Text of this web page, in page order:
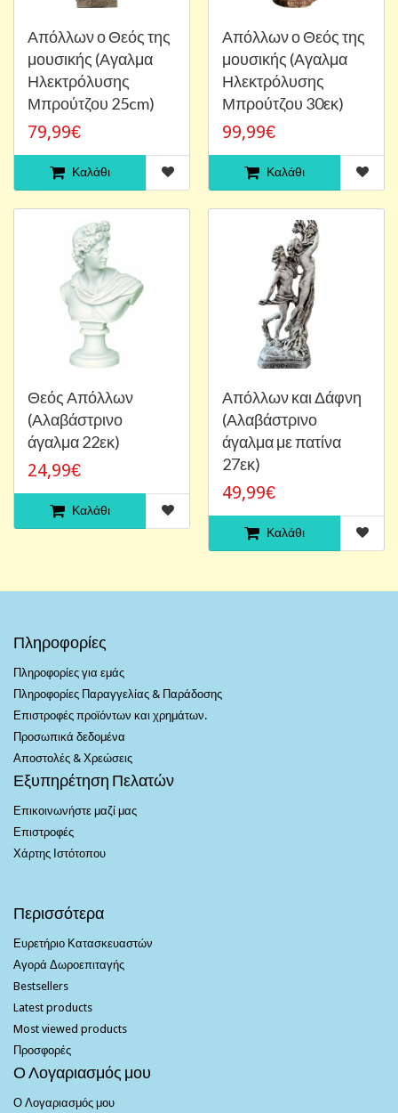
Απόλλων ο Θεός της
μουσικής (Αγαλμα
Ηλεκτρόλυσης
Μπρούτζου 25cm)
79,99€
Καλάθι
Απόλλων ο Θεός της
μουσικής (Αγαλμα
Ηλεκτρόλυσης
Μπρούτζου 30εκ)
99,99€
Καλάθι
Θεός Απόλλων
(Αλαβάστρινο
άγαλμα 22εκ)
24,99€
Καλάθι
Απόλλων και Δάφνη
(Αλαβάστρινο
άγαλμα με πατίνα
27εκ)
49,99€
Καλάθι
Πληροφορίες
Πληροφορίες για εμάς
Πληροφορίες Παραγγελίας & Παράδοσης
Επιστροφές προϊόντων και χρημάτων.
Προσωπικά δεδομένα
Αποστολές & Χρεώσεις
Εξυπηρέτηση Πελατών
Επικοινωνήστε μαζί μας
Επιστροφές
Χάρτης Ιστότοπου
Περισσότερα
Ευρετήριο Κατασκευαστών
Αγορά Δωροεπιταγής
Bestsellers
Latest products
Most viewed products
Προσφορές
Ο Λογαριασμός μου
Ο Λογαριασμός μου